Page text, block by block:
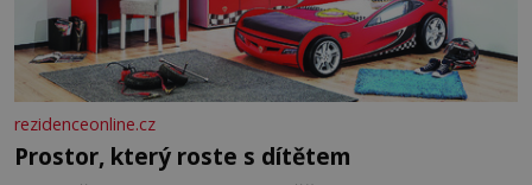
rezidenceonline.cz
Prostor, který roste s dítětem